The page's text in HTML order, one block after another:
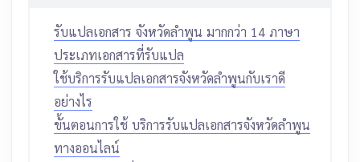
รับแปลเอกสาร จังหวัดลำพูน มากกว่า 14 ภาษา
ประเภทเอกสารที่รับแปล
ใช้บริการรับแปลเอกสารจังหวัดลำพูนกับเราดี
อย่างไร
ขั้นตอนการใช้ บริการรับแปลเอกสารจังหวัดลำพูน
ทางออนไลน์